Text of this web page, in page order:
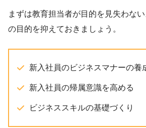
まずは教育担当者が目的を見失わな
の目的を抑えておきましょう。
新入社員のビジネスマナーの養
新入社員の帰属意識を高める
ビジネススキルの基礎づくり